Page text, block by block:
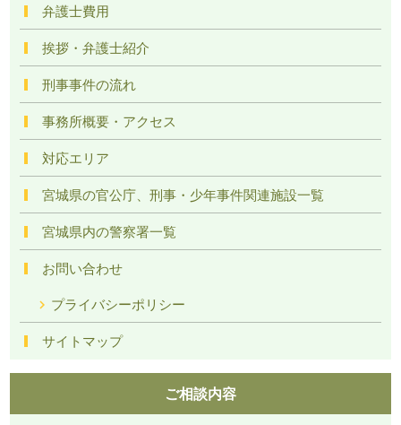
弁護士費用
挨拶・弁護士紹介
刑事事件の流れ
事務所概要・アクセス
対応エリア
宮城県の官公庁、刑事・少年事件関連施設一覧
宮城県内の警察署一覧
お問い合わせ
プライバシーポリシー
サイトマップ
ご相談内容